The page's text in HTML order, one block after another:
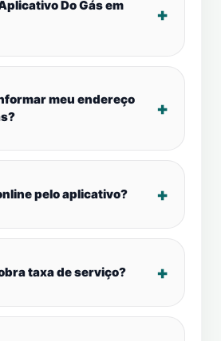
Do Gás em
meu endereço
pelo aplicativo?
taxa de serviço?